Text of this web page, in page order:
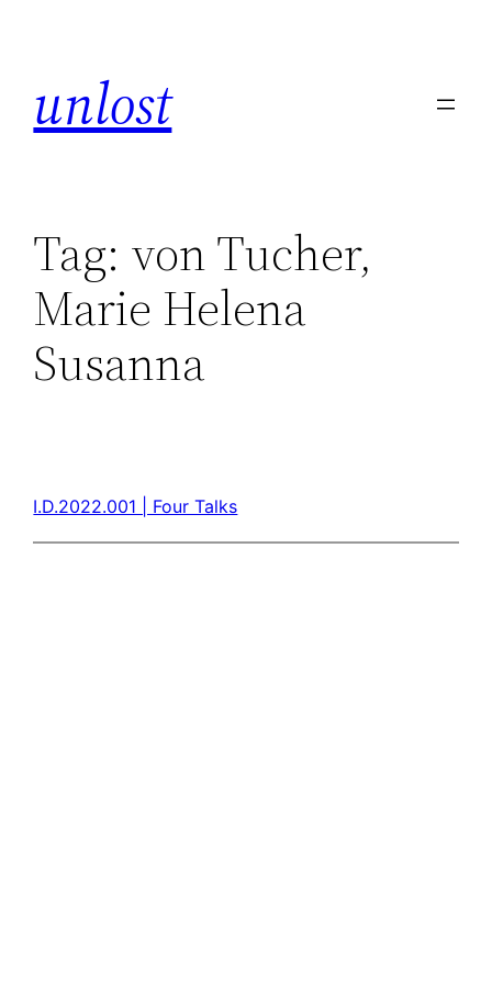
unlost
Tag: von Tucher,
Marie Helena
Susanna
I.D.2022.001 | Four Talks